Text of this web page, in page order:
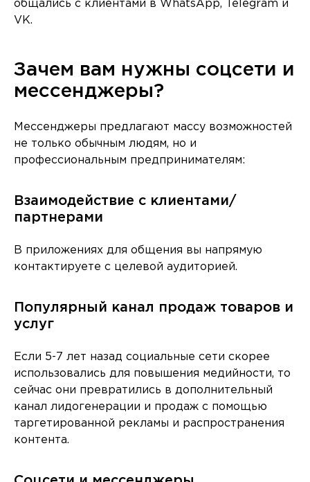
общались с клиентами в WhatsApp, Telegram и
VK.
Зачем вам нужны соцсети и
мессенджеры?
Мессенджеры предлагают массу возможностей
не только обычным людям, но и
профессиональным предпринимателям:
Взаимодействие с клиентами/
партнерами
В приложениях для общения вы напрямую
контактируете с целевой аудиторией.
Популярный канал продаж товаров и
услуг
Если 5-7 лет назад социальные сети скорее
использовались для повышения медийности, то
сейчас они превратились в дополнительный
канал лидогенерации и продаж с помощью
таргетированной рекламы и распространения
контента.